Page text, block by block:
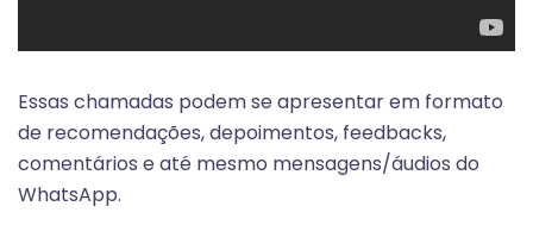
Essas chamadas podem se apresentar em formato
de recomendações, depoimentos, feedbacks,
comentários e até mesmo mensagens/áudios do
WhatsApp.